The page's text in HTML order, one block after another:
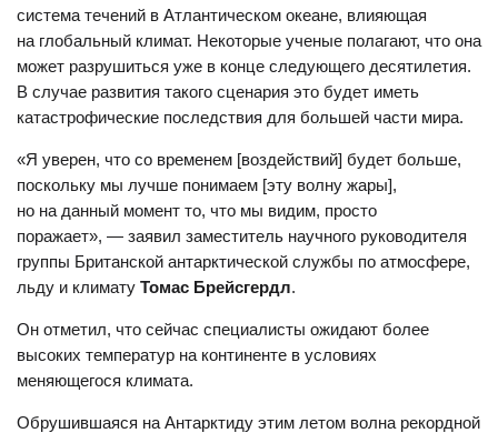
система течений в Атлантическом океане, влияющая
на глобальный климат. Некоторые ученые полагают, что она
может разрушиться уже в конце следующего десятилетия.
В случае развития такого сценария это будет иметь
катастрофические последствия для большей части мира.
«Я уверен, что со временем [воздействий] будет больше,
поскольку мы лучше понимаем [эту волну жары],
но на данный момент то, что мы видим, просто
поражает», — заявил заместитель научного руководителя
группы Британской антарктической службы по атмосфере,
льду и климату Томас Брейсгердл.
Он отметил, что сейчас специалисты ожидают более
высоких температур на континенте в условиях
меняющегося климата.
Обрушившаяся на Антарктиду этим летом волна рекордной